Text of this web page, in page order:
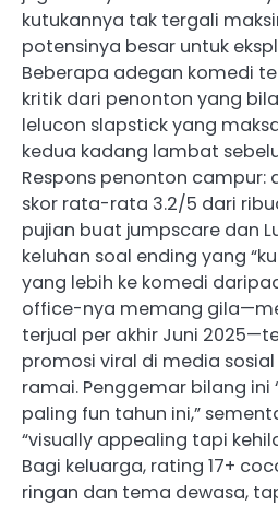
kutukannya tak tergali
potensinya besar untuk
Beberapa adegan komedi
kritik dari penonton yang
lelucon slapstick yang
kedua kadang lambat
Respons penonton campur:
skor rata-rata 3.2/5 dari
pujian buat jumpscare dan
keluhan soal ending yang
yang lebih ke komedi
office-nya memang
terjual per akhir Juni
promosi viral di media
ramai. Penggemar bilang ini
paling fun tahun ini,”
“visually appealing tapi
Bagi keluarga, rating 17+
ringan dan tema dewasa,